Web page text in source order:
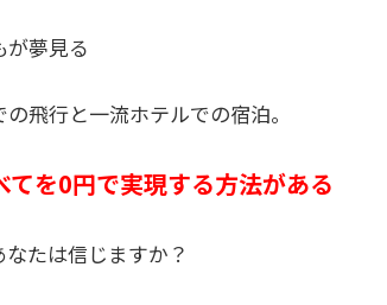
夢見る
飛行と一流ホテルでの宿泊。
てを0円で実現する方法がある
たは信じますか？